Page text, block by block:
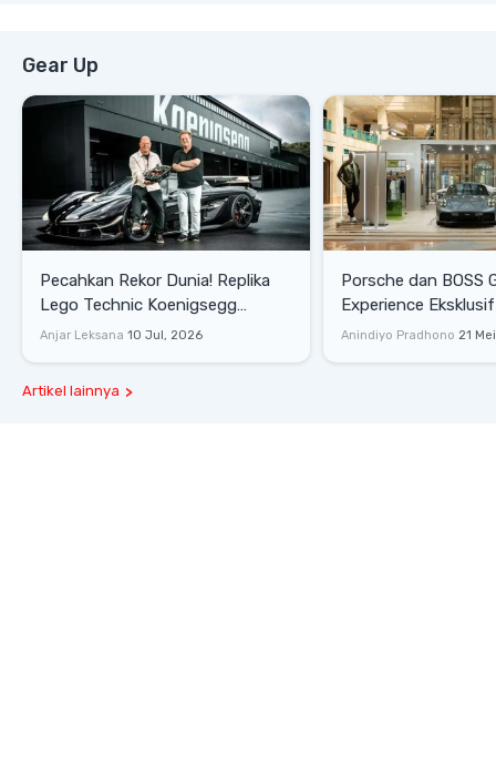
Gear Up
Pecahkan Rekor Dunia! Replika
Lego Technic Koenigsegg
Sadair's Spear Ukuran Asli Sukses
Anjar Leksana 10 Jul, 2026
Porsche dan BOSS
Experience
Senayan, Hadirkan
Anindiyo Pradhono 21
Artikel lainnya